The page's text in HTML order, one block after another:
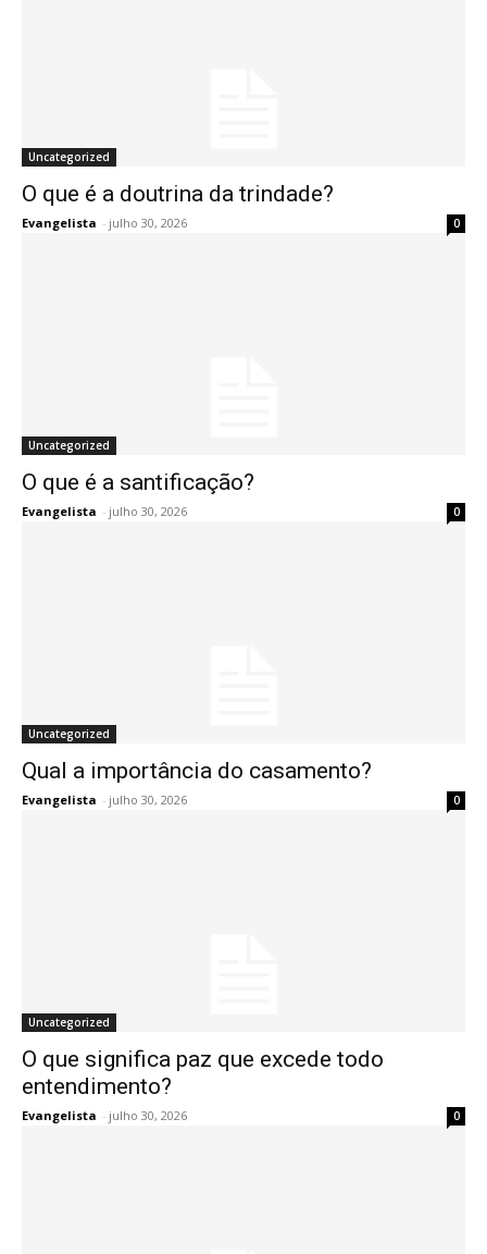
Uncategorized
O que é a doutrina da trindade?
Evangelista - julho 30, 2026 0
Uncategorized
O que é a santificação?
Evangelista - julho 30, 2026 0
Uncategorized
Qual a importância do casamento?
Evangelista - julho 30, 2026 0
Uncategorized
O que significa paz que excede todo
entendimento?
Evangelista - julho 30, 2026 0